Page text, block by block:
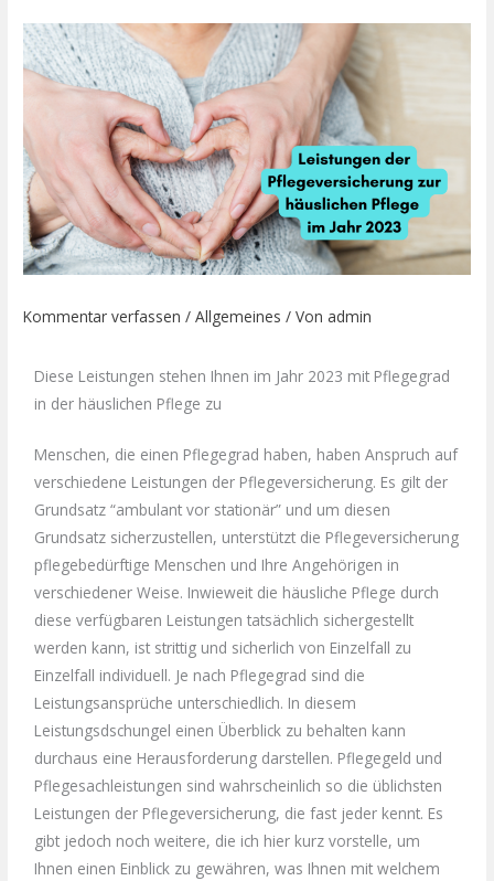
Inhalt
springen
Kommentar verfassen /Allgemeines / Von admin
Diese Leistungen stehen Ihnen im Jahr 2023 mit Pflegegrad
in der häuslichen Pflege zu
Menschen, die einen Pflegegrad haben, haben Anspruch auf
verschiedene Leistungen der Pflegeversicherung. Es gilt der
Grundsatz “ambulant vor stationär” und um diesen
Grundsatz sicherzustellen, unterstützt die Pflegeversicherung
pflegebedürftige Menschen und Ihre Angehörigen in
verschiedener Weise. Inwieweit die häusliche Pflege durch
diese verfügbaren Leistungen tatsächlich sichergestellt
werden kann, ist strittig und sicherlich von Einzelfall zu
Einzelfall individuell. Je nach Pflegegrad sind die
Leistungsansprüche unterschiedlich. In diesem
Leistungsdschungel einen Überblick zu behalten kann
durchaus eine Herausforderung darstellen. Pflegegeld und
Pflegesachleistungen sind wahrscheinlich so die üblichsten
Leistungen der Pflegeversicherung, die fast jeder kennt. Es
gibt jedoch noch weitere, die ich hier kurz vorstelle, um
Ihnen einen Einblick zu gewähren, was Ihnen mit welchem